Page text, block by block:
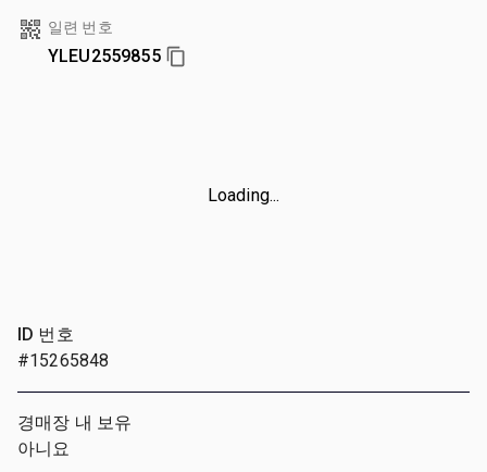
일련 번호
YLEU2559855
Loading...
ID 번호
#15265848
경매장 내 보유
아니요